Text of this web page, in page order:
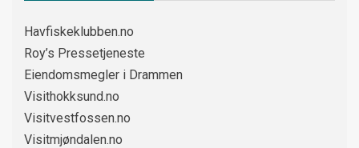
Havfiskeklubben.no
Roy’s Pressetjeneste
Eiendomsmegler i Drammen
Visithokksund.no
Visitvestfossen.no
Visitmjøndalen.no